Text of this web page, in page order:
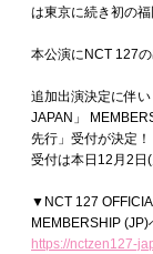
は東京に続き初の
本公演にNCT 127
追加出演決定に伴
JAPAN」
先行」受付が決定！
受付は本日12月2日
▼NCT 127
MEMBERSHIP
https://nctzen127-